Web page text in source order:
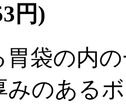
円)
袋の内
みのある